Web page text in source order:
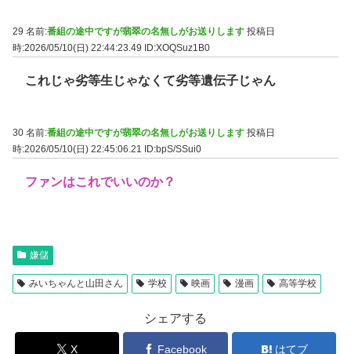
29 名前:番組の途中ですが翡翠の名無しがお送りします 投稿日
時:2026/05/10(日) 22:44:23.49
ID:XOQSuz1B0
これじゃ劣等生じゃなくて劣等遺伝子じゃん
30 名前:番組の途中ですが翡翠の名無しがお送りします 投稿日
時:2026/05/10(日) 22:45:06.21 ID:bpS/SSui0
ファンはこれでいいのか？
嫌儲
みいちゃんと山田さん 学校 映画 漫画 高等学校
シェアする
X Facebook はてブ